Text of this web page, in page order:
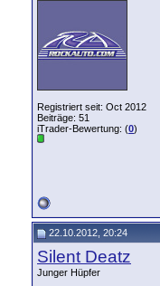
Registriert seit: Oct 2012
Beiträge: 51
iTrader-Bewertung: (0)
22.10.2012, 20:24
Silent Deatz
Junger Hüpfer